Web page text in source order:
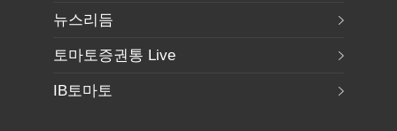
뉴스리듬
토마토증권통 Live
IB토마토